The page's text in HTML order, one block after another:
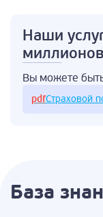
Наши
Вы можете
pdfСтраховой
База